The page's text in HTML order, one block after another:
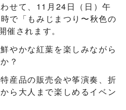
せて、11月24日（日）午
で「もみじまつり〜秋色の
されます。
やかな紅葉を楽しみながら
？
産品の販売会や筝演奏、折
ら大人まで楽しめるイベン